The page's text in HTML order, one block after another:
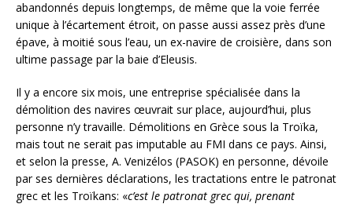
abandonnés depuis longtemps, de même que la voie ferrée
unique à l’écartement étroit, on passe aussi assez près d’une
épave, à moitié sous l’eau, un ex-navire de croisière, dans son
ultime passage par la baie d’Eleusis.
Il y a encore six mois, une entreprise spécialisée dans la
démolition des navires œuvrait sur place, aujourd’hui, plus
personne n’y travaille. Démolitions en Grèce sous la Troïka,
mais tout ne serait pas imputable au FMI dans ce pays. Ainsi,
et selon la presse, A. Venizélos (PASOK) en personne, dévoile
par ses dernières déclarations, les tractations entre le patronat
grec et les Troïkans: «c’est le patronat grec qui, prenant